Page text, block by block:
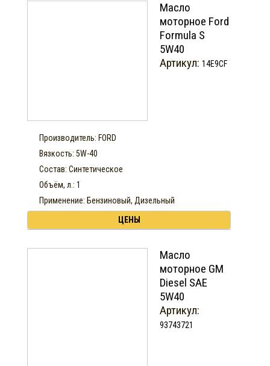
Масло
моторное Ford
Formula S
5W40
Артикул: 14E9CF
Производитель: FORD
Вязкость: 5W-40
Состав: Синтетическое
Объём, л.: 1
Применение: Бензиновый, Дизельный
ЦЕНЫ
Масло
моторное GM
Diesel SAE
5W40
Артикул:
93743721